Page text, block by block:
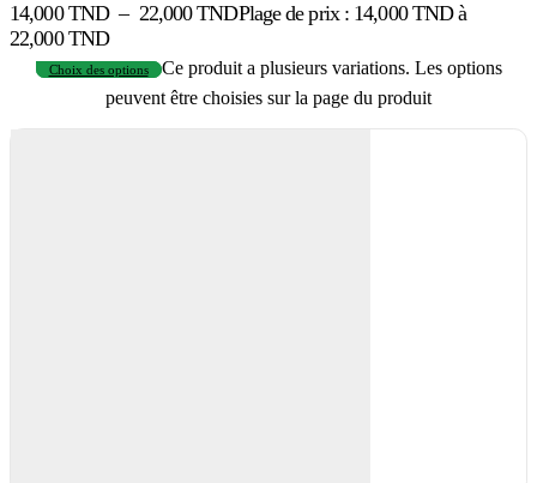
14,000TND – 22,000TNDPlage de prix : 14,000 TND à
22,000 TND
Choix des options
Ce produit a plusieurs variations. Les options
peuvent être choisies sur la page du produit